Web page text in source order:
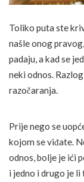
Toliko puta ste
našle onog
padaju, a kad se
neki odnos.
razočaranja.
Prije nego se
kojom se viđate.
odnos, bolje je ići
i jedno i drugo je li